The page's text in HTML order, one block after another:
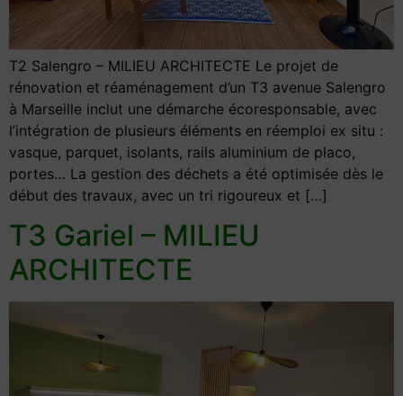
T2 Salengro – MILIEU ARCHITECTE Le projet de
rénovation et réaménagement d’un T3 avenue Salengro
à Marseille inclut une démarche écoresponsable, avec
l’intégration de plusieurs éléments en réemploi ex situ :
vasque, parquet, isolants, rails aluminium de placo,
portes… La gestion des déchets a été optimisée dès le
début des travaux, avec un tri rigoureux et […]
T3 Gariel – MILIEU
ARCHITECTE